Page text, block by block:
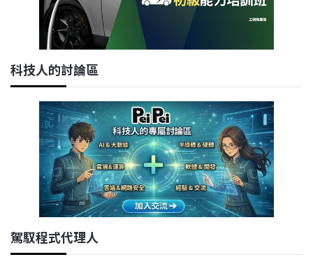
科技人的討論區
駕馭程式代理人